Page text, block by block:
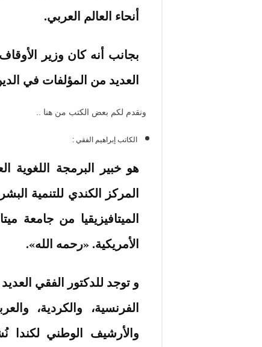
أنحاء العالم العربي.
بجانب أنه كان وزير
العديد من المؤلفات في
ونقدم لكم بعض الكتب من هنا ..
الكاتب إبراهيم الفقي :
هو خبير البرمجة اللغوية
المركز الكندي للتنمية
الميتافيزيقيا من جامعة
الأمريكية. «رحمه الله».
و توجد للدكتور الفقي
الفرنسية، والكردية،
والأرشيف الوطني